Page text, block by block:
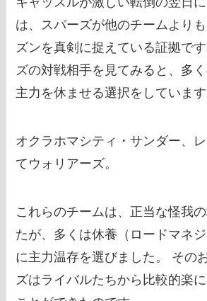
は、スパーズが他のチームより
ズンを真剣に捉えている証拠で
ズの対戦相手を見てみると、多
主力を休ませる選択をしています
オクラホマシティ・サンダー、
てウォリアーズ。
これらのチームは、正当な怪我
たが、多くは休養（ロードマネ
に主力温存を選びました。 その
ズはライバルたちから比較的楽